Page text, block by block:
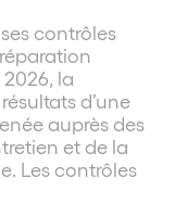
contrôles
la
d’une
auprès des
et de la
Les contrôles